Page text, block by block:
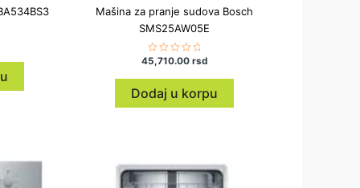
Mašina za pranje sudova Bosch
SMS25AW05E
Ocenjeno
sa
0
od
5
45,710.00 rsd
Dodaj u korpu